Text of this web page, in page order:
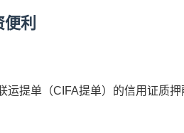
利
提单（CIFA提单）的信用证质